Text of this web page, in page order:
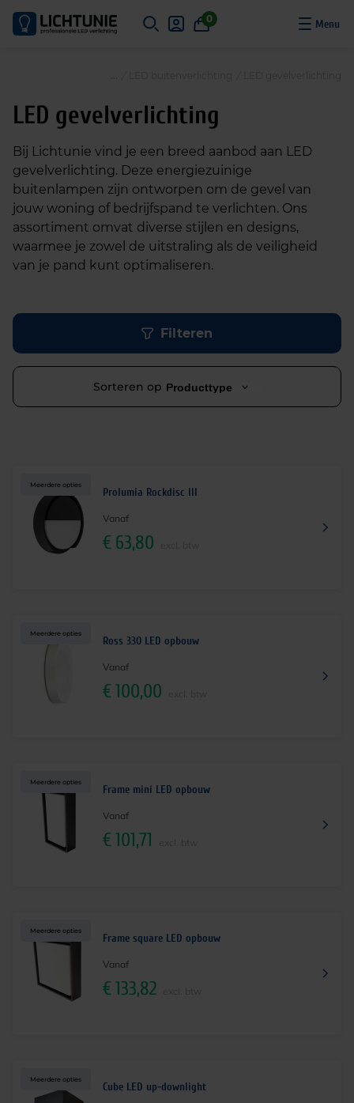
0
LED gevelverlichting
Bij Lichtunie vind je een breed aanbod aan LED
gevelverlichting. Deze energiezuinige
buitenlampen zijn ontworpen om de gevel van
jouw woning of bedrijfspand te verlichten. Ons
assortiment omvat diverse stijlen en designs,
waarmee je zowel de uitstraling als de veiligheid
van je pand kunt optimaliseren.
Filteren
Sorteren op Producttype
Meerdere opties
Prolumia Rockdisc III
Vanaf
€ 63,80
Meerdere opties
Ross 330 LED opbouw
Vanaf
€100,00
Meerdere opties
Frame mini LED opbouw
Vanaf
€101,71
Meerdere opties
Frame square LED opbouw
Vanaf
€133,82
Meerdere opties
Cube LED up-downlight